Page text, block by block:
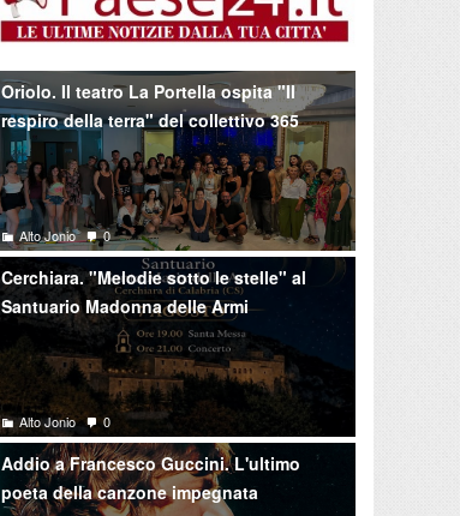
Oriolo. Il teatro La Portella ospita "Il
respiro della terra" del collettivo 365
Alto Jonio 0
Cerchiara. "Melodie sotto le stelle" al
Santuario Madonna delle Armi
Alto Jonio 0
Addio a Francesco Guccini. L'ultimo
poeta della canzone impegnata